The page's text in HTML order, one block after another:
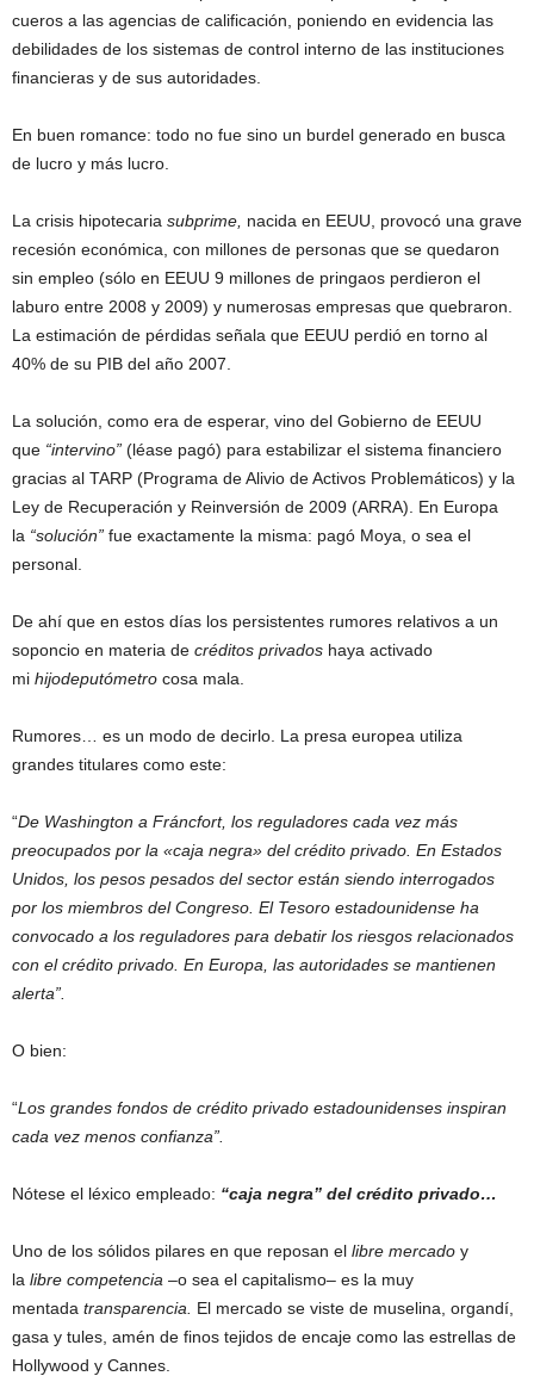
cueros a las agencias de calificación, poniendo en evidencia las
debilidades de los sistemas de control interno de las instituciones
financieras y de sus autoridades.
En buen romance: todo no fue sino un burdel generado en busca
de lucro y más lucro.
La crisis hipotecaria subprime, nacida en EEUU, provocó una grave
recesión económica, con millones de personas que se quedaron
sin empleo (sólo en EEUU 9 millones de pringaos perdieron el
laburo entre 2008 y 2009) y numerosas empresas que quebraron.
La estimación de pérdidas señala que EEUU perdió en torno al
40% de su PIB del año 2007.
La solución, como era de esperar, vino del Gobierno de EEUU
que “intervino” (léase pagó) para estabilizar el sistema financiero
gracias al TARP (Programa de Alivio de Activos Problemáticos) y la
Ley de Recuperación y Reinversión de 2009 (ARRA). En Europa
la “solución” fue exactamente la misma: pagó Moya, o sea el
personal.
De ahí que en estos días los persistentes rumores relativos a un
soponcio en materia de créditos privados haya activado
mi hijodeputómetro cosa mala.
Rumores… es un modo de decirlo. La presa europea utiliza
grandes titulares como este:
“De Washington a Fráncfort, los reguladores cada vez más
preocupados por la «caja negra» del crédito privado. En Estados
Unidos, los pesos pesados del sector están siendo interrogados
por los miembros del Congreso. El Tesoro estadounidense ha
convocado a los reguladores para debatir los riesgos relacionados
con el crédito privado. En Europa, las autoridades se mantienen
alerta”.
O bien:
“Los grandes fondos de crédito privado estadounidenses inspiran
cada vez menos confianza”.
Nótese el léxico empleado: “caja negra” del crédito privado…
Uno de los sólidos pilares en que reposan el libre mercado y
la libre competencia –o sea el capitalismo– es la muy
mentada transparencia.
El mercado se viste de muselina, organdí,
gasa y tules, amén de finos tejidos de encaje como las estrellas de
Hollywood y Cannes.